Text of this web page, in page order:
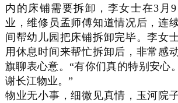
内的床铺需要拆卸，李女士在3月
业，维修员孟师傅知道情况后，连
间帮幼儿园把床铺拆卸完毕。李女
用休息时间来帮忙拆卸后，非常感
旗聊表心意。“有你们真的特别安心
谢长江物业。”
物业无小事，细微见真情，玉河院